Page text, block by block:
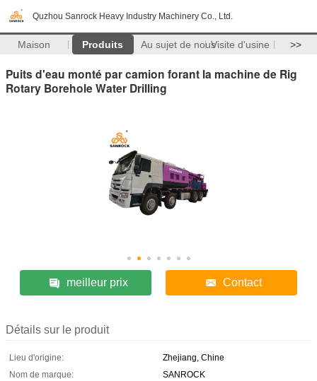
Quzhou Sanrock Heavy Industry Machinery Co., Ltd.
Maison Produits Au sujet de nousVisite d'usine >>
Puits d'eau monté par camion forant la machine de Rig
Rotary Borehole Water Drilling
meilleur prix Contact
Détails sur le produit
Lieu d'origine:
Zhejiang, Chine
Nom de marque:
SANROCK